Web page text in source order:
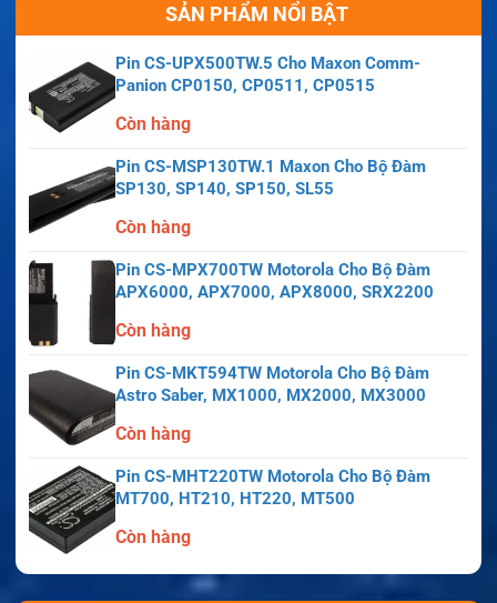
SẢN PHẨM NỔI BẬT
Pin CS-UPX500TW.5 Cho Maxon Comm-
Panion CP0150, CP0511, CP0515
Còn hàng
Pin CS-MSP130TW.1 Maxon Cho Bộ Đàm
SP130, SP140, SP150, SL55
Còn hàng
Pin CS-MPX700TW Motorola Cho Bộ Đàm
APX6000, APX7000, APX8000, SRX2200
Còn hàng
Pin CS-MKT594TW Motorola Cho Bộ Đàm
Astro Saber, MX1000, MX2000, MX3000
Còn hàng
Pin CS-MHT220TW Motorola Cho Bộ Đàm
MT700, HT210, HT220, MT500
Còn hàng